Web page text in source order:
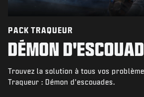
COMBAT BUILDS
JEUX
ACTUS
PACK TRAQUEUR
DÉMON
Trouvez la solution à tous vos
Traqueur : Démon d'escouades.